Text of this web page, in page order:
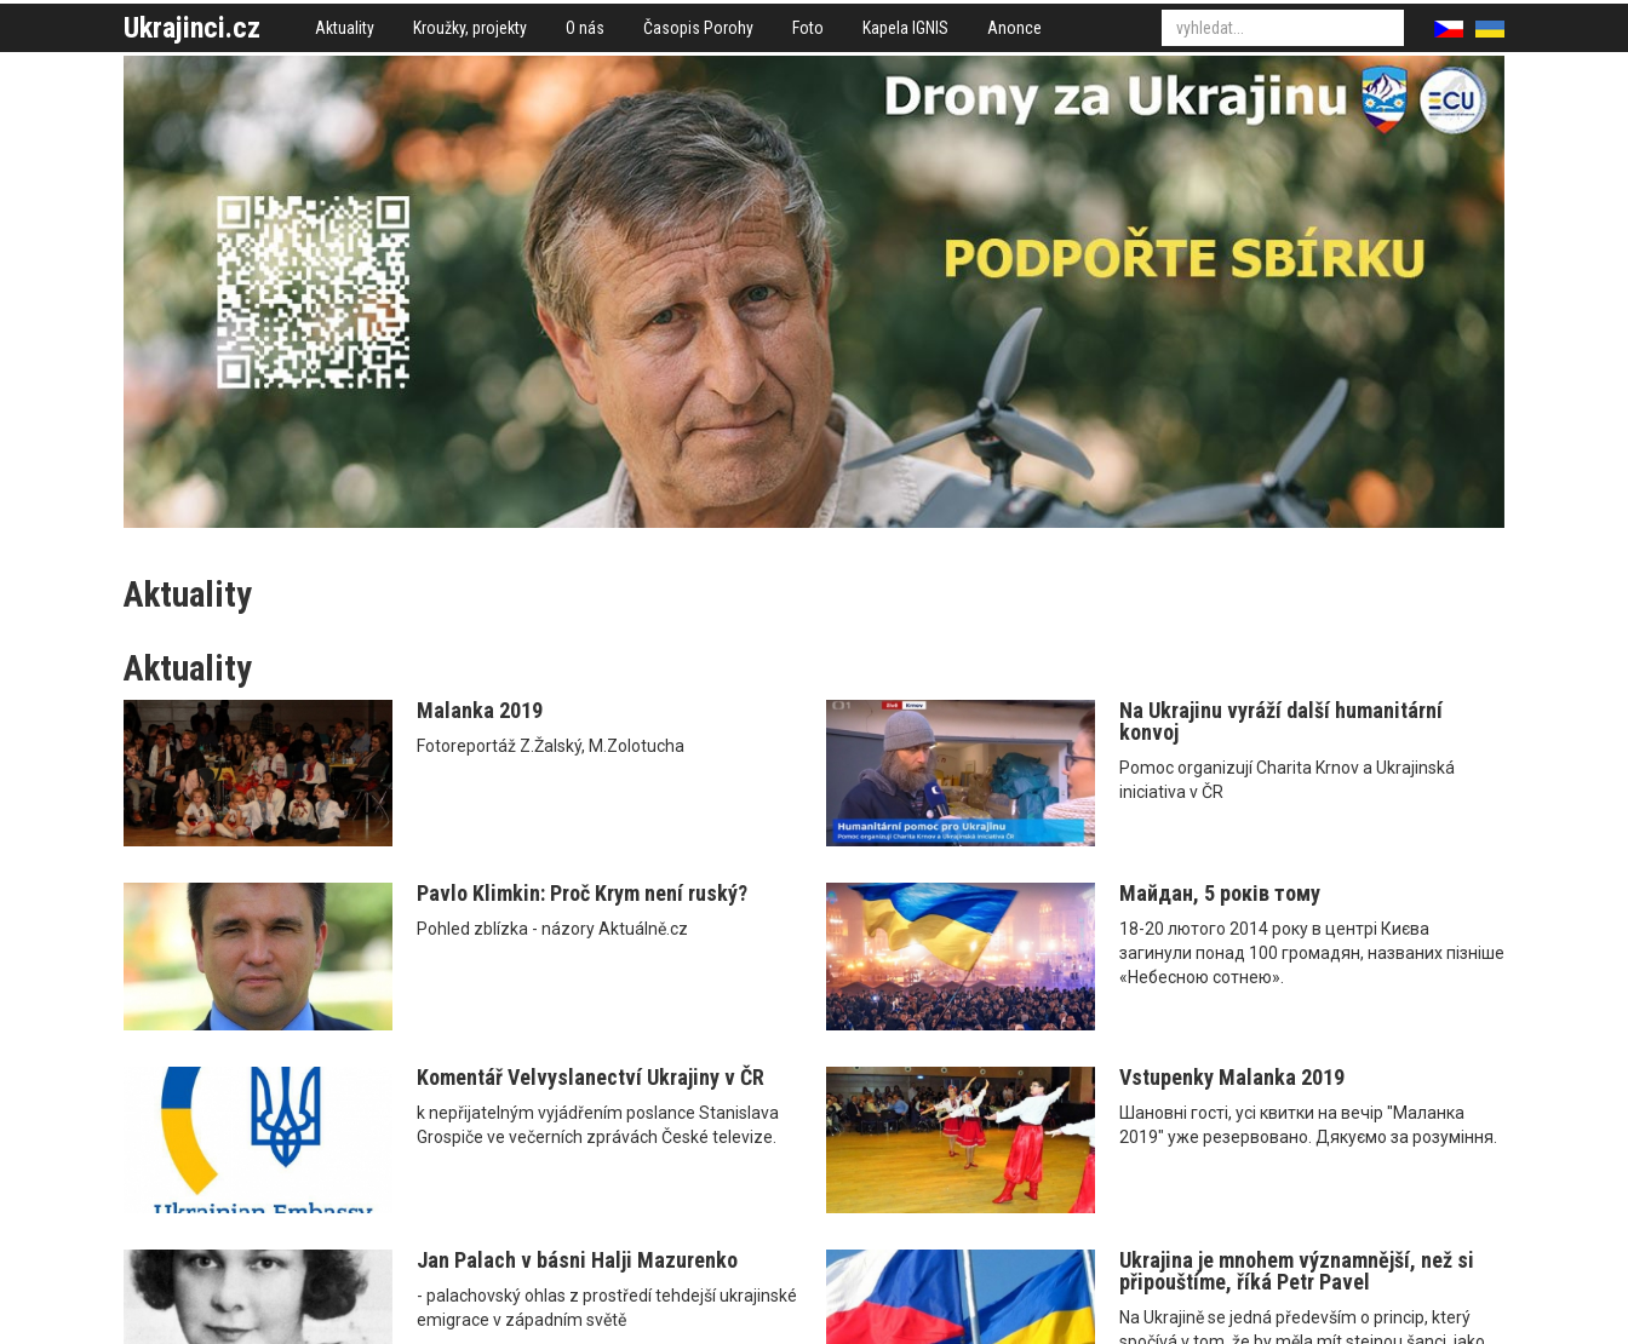
Ukrajinci.cz Aktuality Kroužky, projekty O nás Časopis Porohy Foto Kapela IGNIS Anonce
Aktuality
Aktuality
Malanka 2019
Fotoreportáž Z.Žalský, M.Zolotucha
Na Ukrajinu vyráží další humanitární
konvoj
Pomoc organizují Charita Krnov a Ukrajinská
iniciativa v ČR
Pavlo Klimkin: Proč Krym není ruský?
Pohled zblízka - názory Aktuálně.cz
Майдан, 5 років тому
18-20 лютого 2014 року в центрі Києва
загинули понад 100 громадян, названих пізніше
«Небесною сотнею».
Komentář Velvyslanectví Ukrajiny v ČR
k nepřijatelným vyjádřením poslance Stanislava
Grospiče ve večerních zprávách České televize.
Vstupenky Malanka 2019
Шановні гості, усі квитки на вечір "Маланка
2019" уже резервовано. Дякуємо за розуміння.
Jan Palach v básni Halji Mazurenko
- palachovský ohlas z prostředí tehdejší ukrajinské
emigrace v západním světě
Ukrajina je mnohem významnější, než si
připouštíme, říká Petr Pavel
Na Ukrajině se jedná především o princip, který